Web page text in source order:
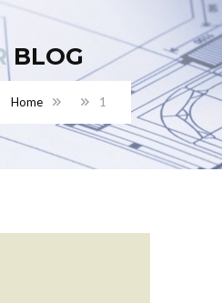
BLOG
Home 1